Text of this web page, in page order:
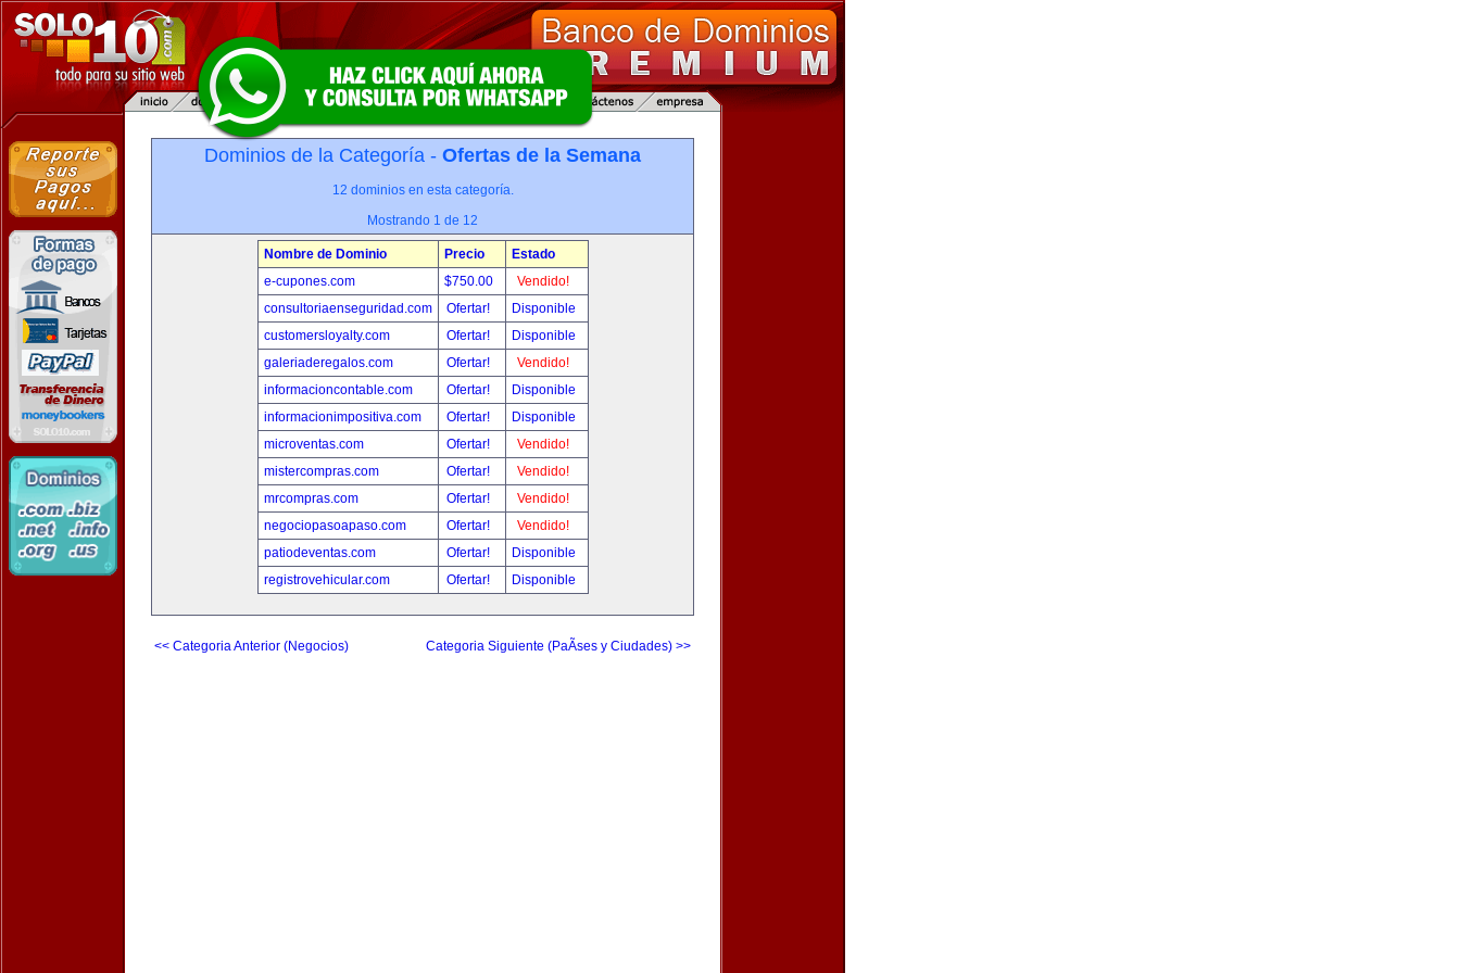
Dominios de la Categoría - Ofertas de la Semana
12 dominios en esta categoría.
Mostrando 1 de 12
Nombre de Dominio Precio
Estado
e-cupones.com
$750.00
Vendido!
consultoriaenseguridad.com
Ofertar!
Disponible
customersloyalty.com
Ofertar!
Disponible
galeriaderegalos.com
Ofertar!
Vendido!
informacioncontable.com
Ofertar!
Disponible
informacionimpositiva.com
Ofertar!
Disponible
microventas.com
Ofertar!
Vendido!
mistercompras.com
Ofertar!
Vendido!
mrcompras.com
Ofertar!
Vendido!
negociopasoapaso.com
Ofertar!
Vendido!
patiodeventas.com
Ofertar!
Disponible
registrovehicular.com
Ofertar! Disponible
<< Categoria Anterior (Negocios) Categoria Siguiente (PaÃ­ses y Ciudades) >>